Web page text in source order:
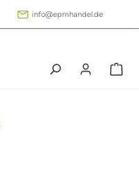
info@epmhandel.de